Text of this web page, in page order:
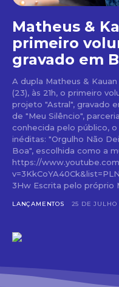
Matheus &
primeiro
gravado em
A dupla Matheus &
(23), às 21h, o primeiro
projeto "Astral", gravado
de "Meu Silêncio",
conhecida pelo público,
inéditas: "Orgulho Não
Boa", escolhida como a
https://
3Hw Escrita pelo
LANÇAMENTOS 25 DE